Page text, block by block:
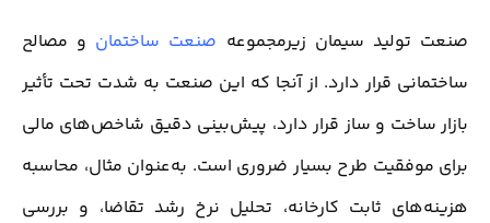
صنعت تولید سیمان زیرمجموعه صنعت ساختمان و مصالح
ساختمانی قرار دارد. از آنجا که این صنعت به شدت تحت تأثیر
بازار ساخت و ساز قرار دارد، پیش‌بینی دقیق شاخص‌های مالی
برای موفقیت طرح بسیار ضروری است. به‌عنوان مثال، محاسبه
هزینه‌های ثابت کارخانه، تحلیل نرخ رشد تقاضا، و بررسی